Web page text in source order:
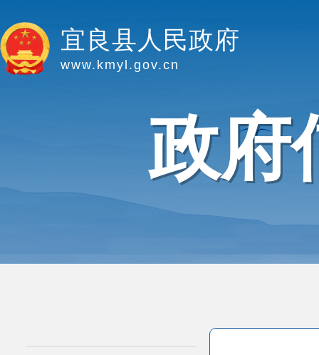
宜良县人民政府
www.kmyl.gov.cn
政府